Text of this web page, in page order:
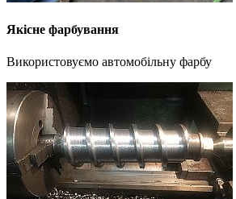
Якісне фарбування
Використовуємо автомобільну фарбу